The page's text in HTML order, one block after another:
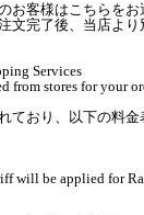
お客様はこちらをお
文完了後、当店より
Services
from stores for your
ており、以下の料金
will be applied for